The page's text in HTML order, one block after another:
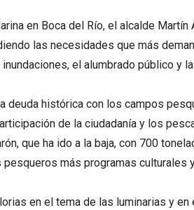
en Boca del Río, el alcalde Martín
las necesidades que más
el alumbrado público y
deuda histórica con los campos
de la ciudadanía y los
que ha ido a la baja, con 700
más programas culturales
en el tema de las luminarias y en